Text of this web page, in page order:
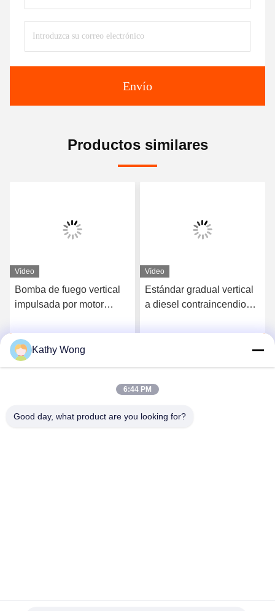
Envío
Productos similares
Vídeo
Bomba de fuego vertical
impulsada por motor
el regulador de Eaton
Habla Ahora.
Vídeo
Estándar gradual vertical
a diesel contraincendios
la turbina NFPA 20
Kathy Wong
6:44 PM
Good day, what product are you looking for?